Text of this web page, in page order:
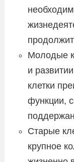
Молодые
и
клетки
функции,
Старые
крупное